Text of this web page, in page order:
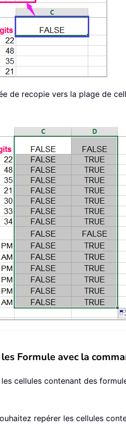
de recopie vers la plage de
Formule avec la
cellules contenant des
repérer les cellules